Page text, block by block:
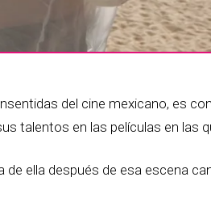
del cine mexicano, es
talentos en las películas en las
ella después de esa escena